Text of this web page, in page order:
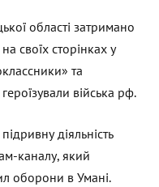
області затримано
своїх сторінках у
та
війська рф.
діяльність
каналу, який
оборони в Умані.